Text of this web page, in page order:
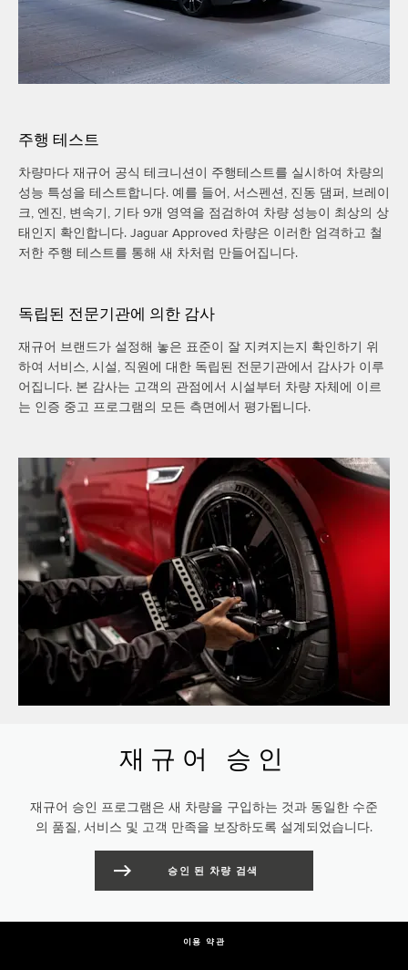
주행 테스트
차량마다 재규어 공식 테크니션이 주행테스트를 실시하여 차량의
성능 특성을 테스트합니다. 예를 들어, 서스펜션, 진동 댐퍼, 브레이
크, 엔진, 변속기, 기타 9개 영역을 점검하여 차량 성능이 최상의 상
태인지 확인합니다. Jaguar Approved 차량은 이러한 엄격하고 철
저한 주행 테스트를 통해 새 차처럼 만들어집니다.
독립된 전문기관에 의한 감사
재규어 브랜드가 설정해 놓은 표준이 잘 지켜지는지 확인하기 위
하여 서비스, 시설, 직원에 대한 독립된 전문기관에서 감사가 이루
어집니다. 본 감사는 고객의 관점에서 시설부터 차량 자체에 이르
는 인증 중고 프로그램의 모든 측면에서 평가됩니다.
재규어 승인
재규어 승인 프로그램은 새 차량을 구입하는 것과 동일한 수준
의 품질, 서비스 및 고객 만족을 보장하도록 설계되었습니다.
승인 된 차량 검색
이용 약관